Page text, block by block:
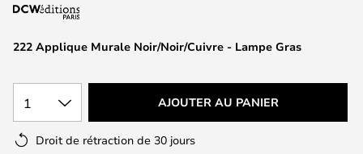
the
gallery
222 Applique Murale Noir/Noir/Cuivre - Lampe Gras
1 AJOUTER AU PANIER
Droit de rétraction de 30 jours